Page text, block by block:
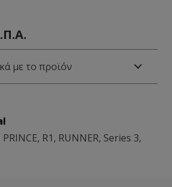
με το προϊόν
PRINCE, R1, RUNNER, Series 3,